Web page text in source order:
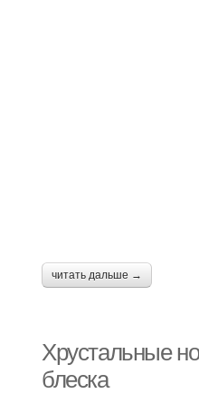
читать дальше →
Хрустальные
блеска